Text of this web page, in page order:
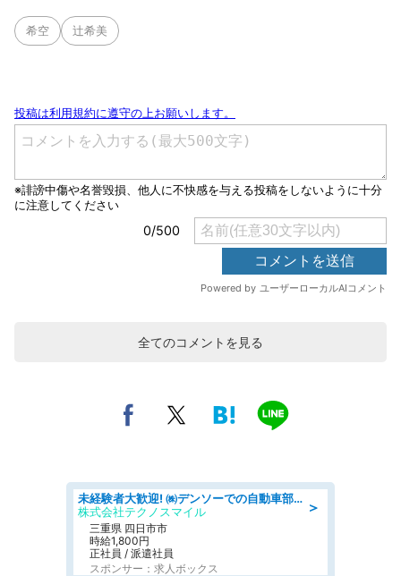
希空 辻希美
全てのコメントを見る
＞
未経験者大歓迎! ㈱デンソーでの自動車部品の組立作業 denso aichi
株式会社テクノスマイル
三重県 四日市市
時給1,800円
正社員 / 派遣社員
スポンサー：求人ボックス